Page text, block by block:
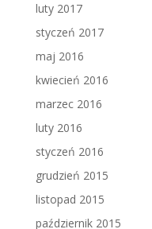
luty 2017
styczeń 2017
maj 2016
kwiecień 2016
marzec 2016
luty 2016
styczeń 2016
grudzień 2015
listopad 2015
październik 2015